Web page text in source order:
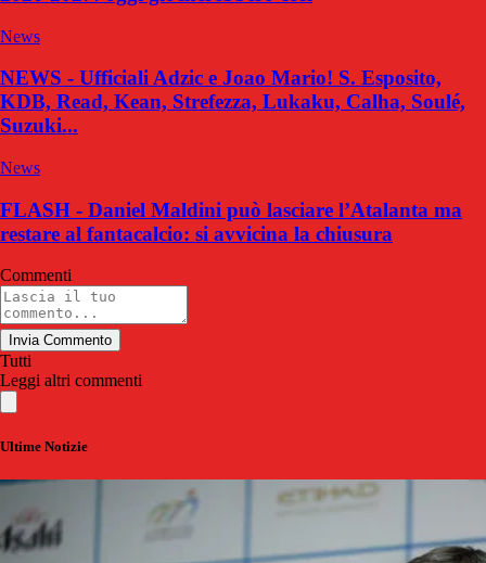
News
NEWS - Ufficiali Adzic e Joao Mario! S. Esposito,
KDB, Read, Kean, Strefezza, Lukaku, Calha, Soulé,
Suzuki...
News
FLASH - Daniel Maldini può lasciare l’Atalanta ma
restare al fantacalcio: si avvicina la chiusura
Commenti
Invia Commento
Tutti
Leggi altri commenti
Ultime Notizie